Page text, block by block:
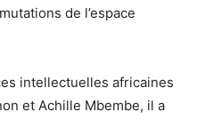
de l’espace
intellectuelles africaines
et Achille Mbembe, il a